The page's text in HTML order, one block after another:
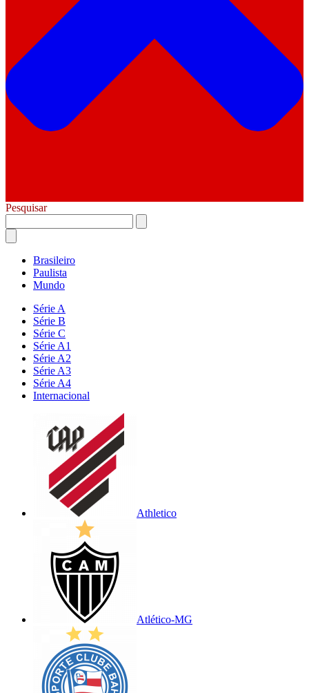
Pesquisar
Brasileiro
Paulista
Mundo
Série A
Série B
Série C
Série A1
Série A2
Série A3
Série A4
Internacional
Athletico
Atlético-MG